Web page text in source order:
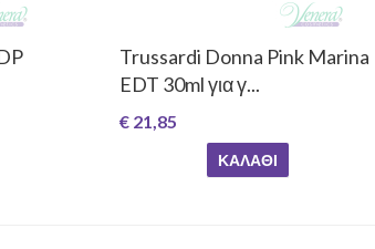
Trussardi Donna Pink Marina
EDT 30ml για γ...
€ 21,85
ΚΑΛΆΘΙ